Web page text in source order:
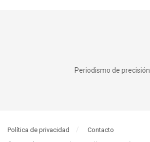
Periodismo de precisión
Política de privacidad Contacto